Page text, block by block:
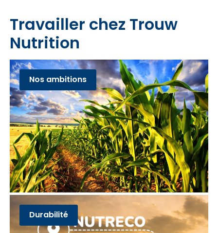
Travailler chez Trouw
Nutrition
Nos ambitions
Durabilité